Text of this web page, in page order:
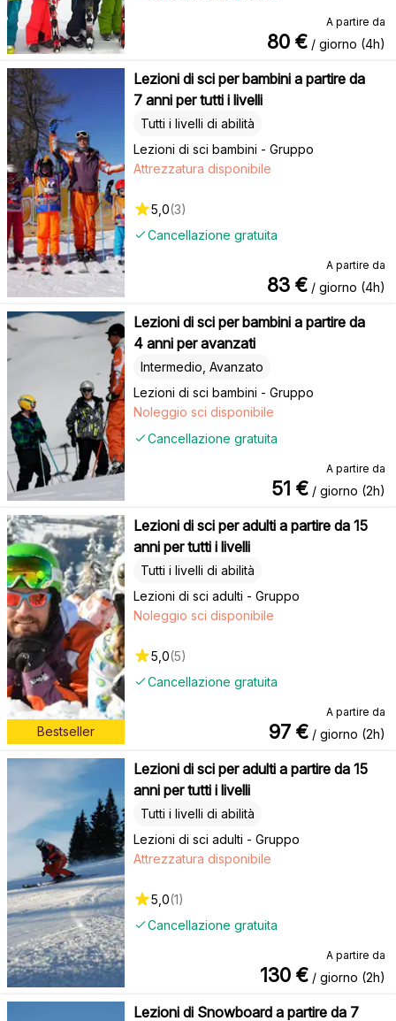
A partire da
80 € / giorno (4h)
Lezioni di sci per bambini a partire da
7 anni per tutti i livelli
Lezioni di sci bambini - Gruppo
Tutti i livelli di abilità
Cancellazione gratuita
Attrezzatura disponibile
5,0(3)
A partire da
83 € / giorno (4h)
Lezioni di sci per bambini a partire da
4 anni per avanzati
Lezioni di sci bambini - Gruppo
Intermedio, Avanzato
Cancellazione gratuita
Noleggio sci disponibile
A partire da
51 € / giorno (2h)
Bestseller
Lezioni di sci per adulti a partire da 15
anni per tutti i livelli
Lezioni di sci adulti - Gruppo
Tutti i livelli di abilità
Cancellazione gratuita
Noleggio sci disponibile
5,0(5)
A partire da
97 € / giorno (2h)
Lezioni di sci per adulti a partire da 15
anni per tutti i livelli
Lezioni di sci adulti - Gruppo
Tutti i livelli di abilità
Cancellazione gratuita
Attrezzatura disponibile
5,0(1)
A partire da
130 € / giorno (2h)
Lezioni di Snowboard a partire da 7